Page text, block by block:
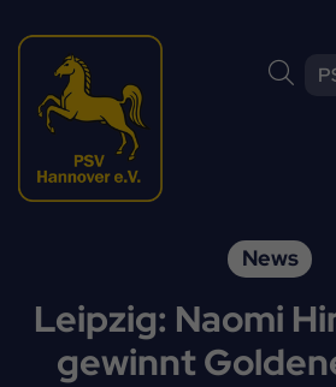
News
Leipzig: Naomi
gewinnt